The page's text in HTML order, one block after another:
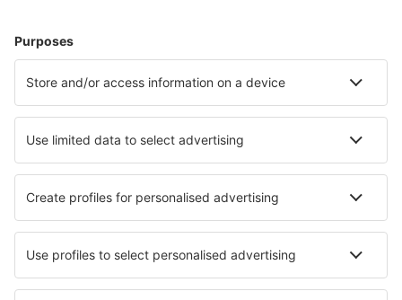
Cazare în Kolobrzeg
Cazare în Gdansk Cazare în Cisna Cazare în Ryn
Cazare în Biskupiec Cazare în Leba
Cele mai bune locuri de cazare - orașe
Cazare Kelokedhara Cazare în Kleinbartloff
Cazare în Khura Cazare în Parikkala
Cazare în Casorate Sempione Cazare în Barby